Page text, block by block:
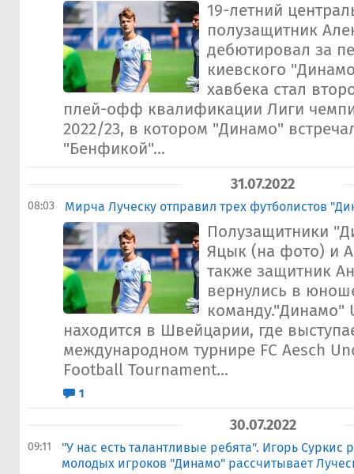
19-летний
полузащитник
дебютировал за
киевского
хавбека стал
плей-офф квалификации Лиги
2022/23, в котором "Динамо"
"Бенфикой"...
31.07.2022
08:03 Мирча Луческу отправил трех футболистов
Полузащитники
Яцык (на фото) и
также защитник
вернулись в
команду."Динамо"
находится в Швейцарии, где
международном турнире FC Aesch
Football Tournament...
1
30.07.2022
09:11
"У нас есть талантливые ребята". Игорь Суркис
молодых игроков "Динамо" рассчитывает